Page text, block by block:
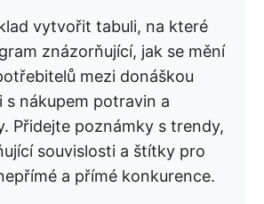
vytvořit tabuli, na které
znázorňující, jak se mění
mezi donáškou
s nákupem potravin a
Přidejte poznámky s trendy,
souvislosti a štítky pro
a přímé konkurence.